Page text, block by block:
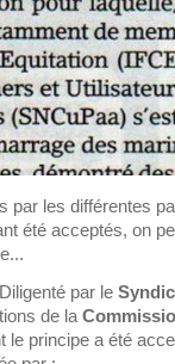
par les différentes
été acceptés, on
par le
de la
le principe a été